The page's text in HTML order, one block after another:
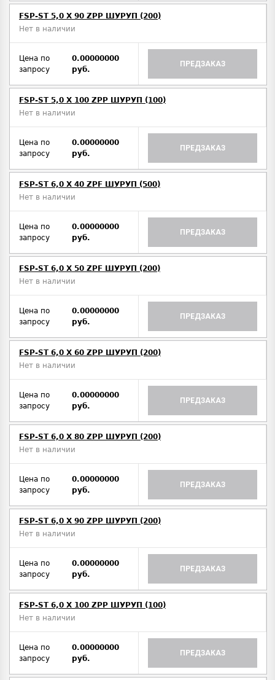
FSP-ST 5,0 X 90 ZPP ШУРУП (200)
Нет в наличии
Цена по
запросу
0.00000000
руб.
ПРЕДЗАКАЗ
FSP-ST 5,0 X 100 ZPP ШУРУП (100)
Нет в наличии
Цена по
запросу
0.00000000
руб.
ПРЕДЗАКАЗ
FSP-ST 6,0 X 40 ZPF ШУРУП (500)
Нет в наличии
Цена по
запросу
0.00000000
руб.
ПРЕДЗАКАЗ
FSP-ST 6,0 X 50 ZPF ШУРУП (200)
Нет в наличии
Цена по
запросу
0.00000000
руб.
ПРЕДЗАКАЗ
FSP-ST 6,0 X 60 ZPP ШУРУП (200)
Нет в наличии
Цена по
запросу
0.00000000
руб.
ПРЕДЗАКАЗ
FSP-ST 6,0 X 80 ZPP ШУРУП (200)
Нет в наличии
Цена по
запросу
0.00000000
руб.
ПРЕДЗАКАЗ
FSP-ST 6,0 X 90 ZPP ШУРУП (200)
Нет в наличии
Цена по
запросу
0.00000000
руб.
ПРЕДЗАКАЗ
FSP-ST 6,0 X 100 ZPP ШУРУП (100)
Нет в наличии
Цена по
запросу
0.00000000
руб.
ПРЕДЗАКАЗ